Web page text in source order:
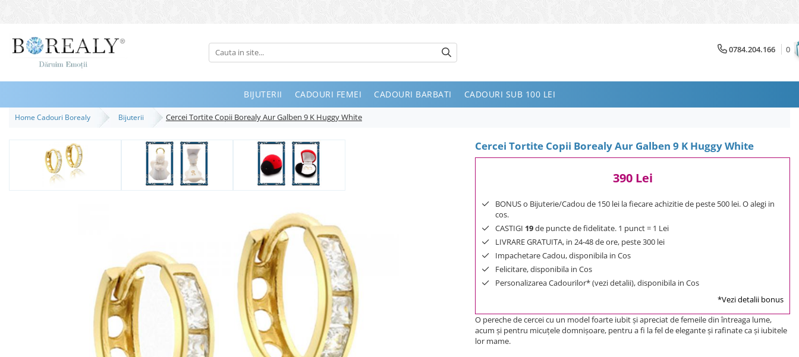
Bijuterii
Inele
Bratari
0784.204.166 0
BIJUTERII CADOURI FEMEI CADOURI BARBATI CADOURI SUB 100 LEI
Home Cadouri Borealy Bijuterii Cercei Tortite Copii Borealy Aur Galben 9 K Huggy White
Cercei Tortite Copii Borealy Aur Galben 9 K Huggy White
390 Lei
BONUS o Bijuterie/Cadou de 150 lei la fiecare achizitie de peste 500 lei. O alegi in
cos.
CASTIGI 19de puncte de fidelitate. 1 punct = 1 Lei
LIVRARE GRATUITA, in 24-48 de ore, peste 300 lei
Impachetare Cadou, disponibila in Cos
Felicitare, disponibila in Cos
Personalizarea Cadourilor* (vezi detalii), disponibila in Cos
*Vezi detalii bonus
O pereche de cercei cu un model foarte iubit și apreciat de femeile din întreaga lume,
acum și pentru micuțele domnișoare, pentru a fi la fel de elegante și rafinate ca și iubitele
lor mame.